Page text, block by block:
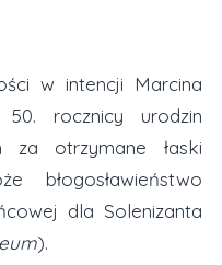
w intencji Marcina
rocznicy urodzin
za otrzymane łaski
dla Solenizanta
).